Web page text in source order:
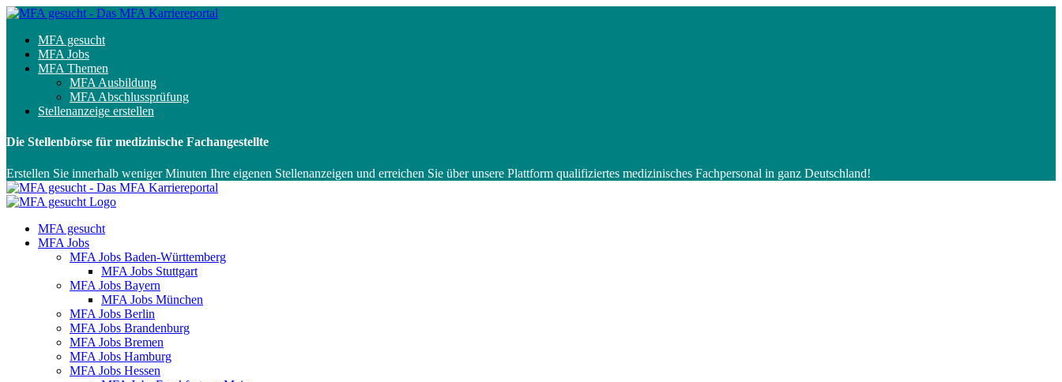
MFA gesucht
MFA Jobs
MFA Themen
MFA Ausbildung
MFA Abschlussprüfung
Stellenanzeige erstellen
Die Stellenbörse für medizinische Fachangestellte
Erstellen Sie innerhalb weniger Minuten Ihre eigenen Stellenanzeigen und erreichen Sie über unsere Plattform qualifiziertes medizinisches Fachpersonal in ganz Deutschland!
MFA gesucht
MFA Jobs
MFA Jobs Baden-Württemberg
MFA Jobs Stuttgart
MFA Jobs Bayern
MFA Jobs München
MFA Jobs Berlin
MFA Jobs Brandenburg
MFA Jobs Bremen
MFA Jobs Hamburg
MFA Jobs Hessen